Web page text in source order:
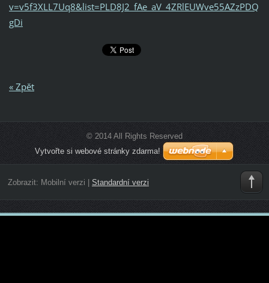
v=v5f3XLL7Uq8&list=PLD8J2_fAe_aV_4ZRlEUWve55AZzPDQ
gDi
« Zpět
© 2014 All Rights Reserved
Vytvořte si webové stránky zdarma!
Zobrazit: Mobilní verzi Standardní verzi